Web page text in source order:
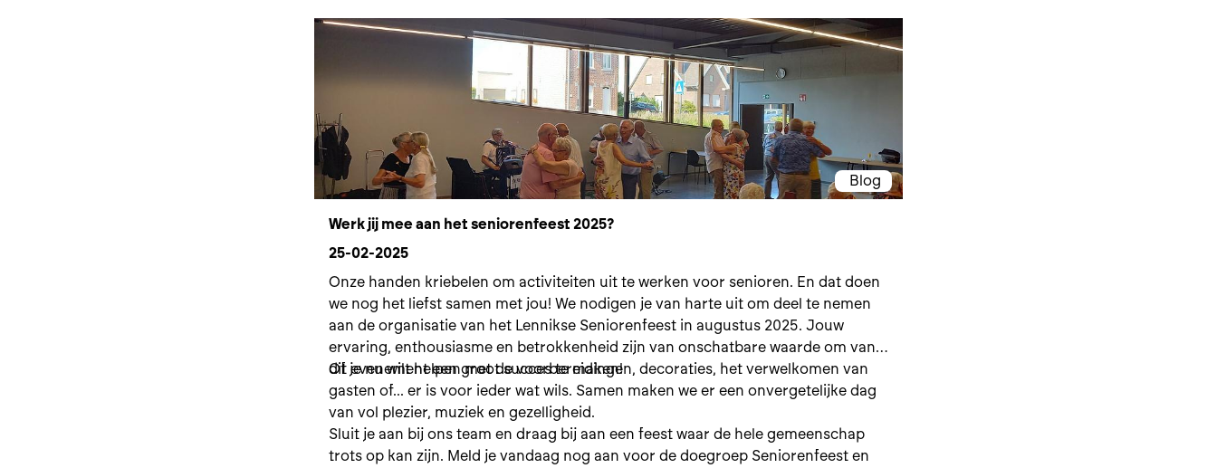
Blog
Werk jij mee aan het seniorenfeest 2025?
25-02-2025
Onze handen kriebelen om activiteiten uit te werken voor senioren. En dat doen
we nog het liefst samen met jou! We nodigen je van harte uit om deel te nemen
aan de organisatie van het Lennikse Seniorenfeest in augustus 2025. Jouw
ervaring, enthousiasme en betrokkenheid zijn van onschatbare waarde om van
dit evenement een groot succes te maken!
Of je nu wilt helpen met de voorbereidingen, decoraties, het verwelkomen van
gasten of... er is voor ieder wat wils. Samen maken we er een onvergetelijke dag
van vol plezier, muziek en gezelligheid.
Sluit je aan bij ons team en draag bij aan een feest waar de hele gemeenschap
trots op kan zijn. Meld je vandaag nog aan voor de doegroep Seniorenfeest en